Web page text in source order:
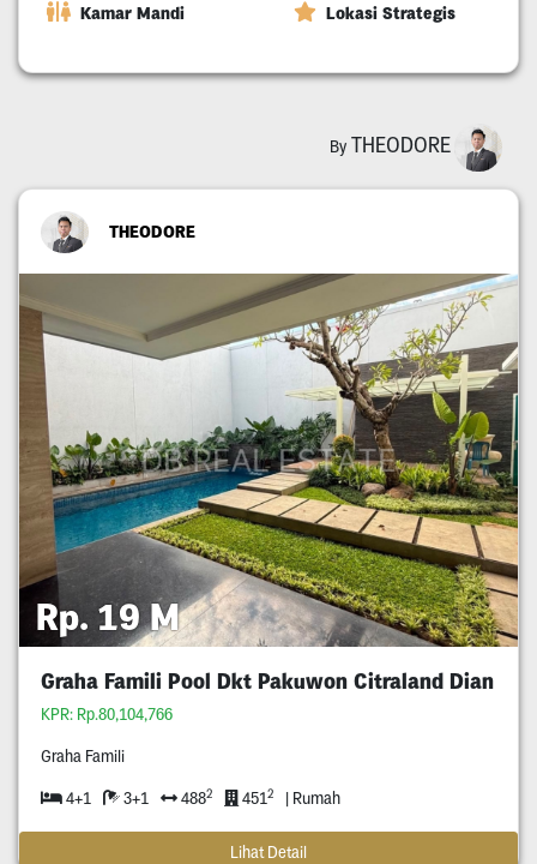
Kamar Mandi Lokasi Strategis
By THEODORE
THEODORE
Rp. 19 M
Graha Famili Pool Dkt Pakuwon Citraland Dian
KPR: Rp.80,104,766
Graha Famili
4+1 3+1 4882 4512 | Rumah
Lihat Detail